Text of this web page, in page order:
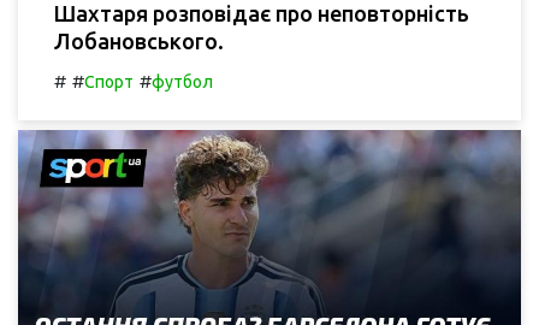
Шахтаря розповідає про неповторність
Лобановського.
# #Спорт #футбол